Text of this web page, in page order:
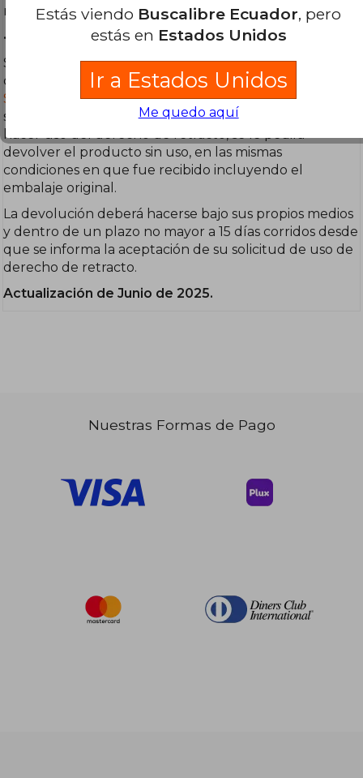
rápidamente.
• Productos usados o refurbished.
Si deseas ejercer este derecho, puedes hacerlo
contactando a Servicio al Cliente en nuestro
Soporte
. El equipo de Servicio al Cliente evaluará su
solicitud y en caso de cumplirse las condiciones para
hacer uso del derecho de retracto, se le pedirá
devolver el producto sin uso, en las mismas
condiciones en que fue recibido incluyendo el
embalaje original.
La devolución deberá hacerse bajo sus propios medios
y dentro de un plazo no mayor a 15 días corridos desde
que se informa la aceptación de su solicitud de uso de
derecho de retracto.
Actualización de Junio de 2025.
Nuestras Formas de Pago
Estás viendo Buscalibre Ecuador, pero
estás en Estados Unidos
Ir a Estados Unidos
Me quedo aquí